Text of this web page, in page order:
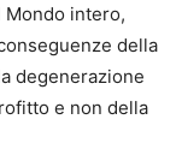
Mondo intero,
della
degenerazione
e non della